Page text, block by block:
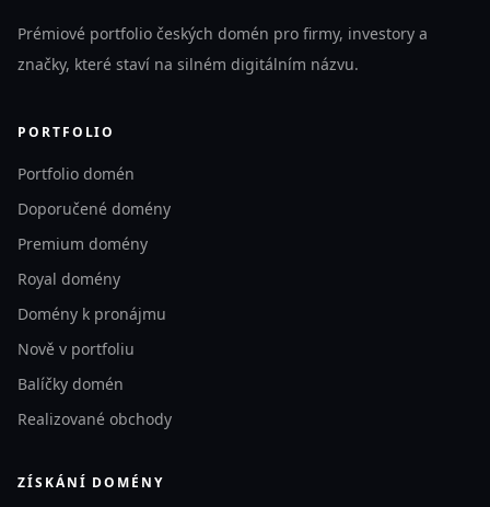
Prémiové portfolio českých domén pro firmy, investory a
značky, které staví na silném digitálním názvu.
PORTFOLIO
Portfolio domén
Doporučené domény
Premium domény
Royal domény
Domény k pronájmu
Nově v portfoliu
Balíčky domén
Realizované obchody
ZÍSKÁNÍ DOMÉNY